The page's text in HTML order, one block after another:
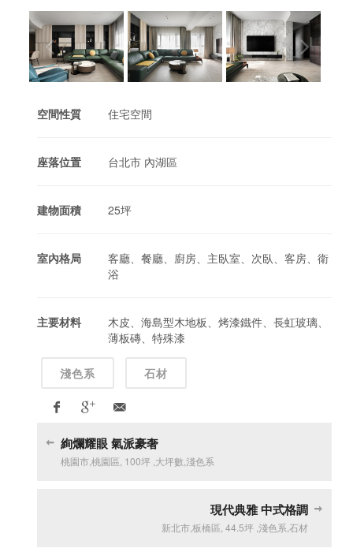
空間性質 住宅空間
座落位置 台北市 內湖區
建物面積 25坪
室內格局
客廳、餐廳、廚房、主臥室、次臥、客房、衛
浴
主要材料
木皮、海島型木地板、烤漆鐵件、長虹玻璃、
薄板磚、特殊漆
淺色系 石材
絢爛耀眼 氣派豪奢
桃園市,桃園區 100坪 大坪數 ,淺色系
現代典雅 中式格調
新北市,板橋區 44.5坪, 淺色系 石材